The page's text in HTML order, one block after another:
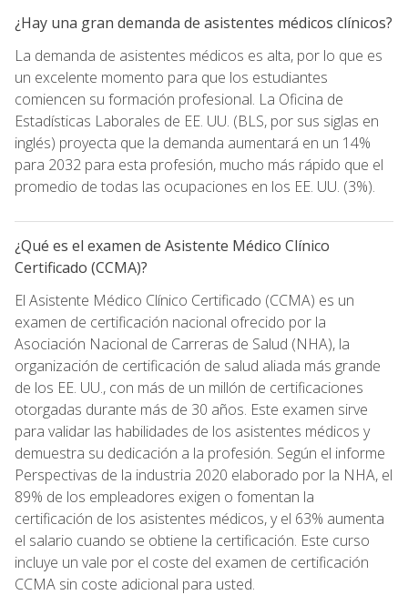
¿Hay una gran demanda de asistentes médicos clínicos?
La demanda de asistentes médicos es alta, por lo que es
un excelente momento para que los estudiantes
comiencen su formación profesional. La Oficina de
Estadísticas Laborales de EE. UU. (BLS, por sus siglas en
inglés) proyecta que la demanda aumentará en un 14%
para 2032 para esta profesión, mucho más rápido que el
promedio de todas las ocupaciones en los EE. UU. (3%).
¿Qué es el examen de Asistente Médico Clínico
Certificado (CCMA)?
El Asistente Médico Clínico Certificado (CCMA) es un
examen de certificación nacional ofrecido por la
Asociación Nacional de Carreras de Salud (NHA), la
organización de certificación de salud aliada más grande
de los EE. UU., con más de un millón de certificaciones
otorgadas durante más de 30 años. Este examen sirve
para validar las habilidades de los asistentes médicos y
demuestra su dedicación a la profesión. Según el informe
Perspectivas de la industria 2020 elaborado por la NHA, el
89% de los empleadores exigen o fomentan la
certificación de los asistentes médicos, y el 63% aumenta
el salario cuando se obtiene la certificación. Este curso
incluye un vale por el coste del examen de certificación
CCMA sin coste adicional para usted.